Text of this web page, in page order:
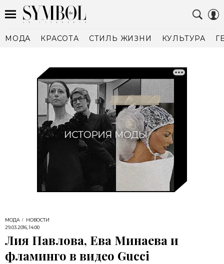
МОДА КРАСОТА СТИЛЬ ЖИЗНИ КУЛЬТУРА
МОДА
НОВОСТИ
29.03.2016, 14:00
Лия Павлова, Ева Минаева и
фламинго в видео Gucci